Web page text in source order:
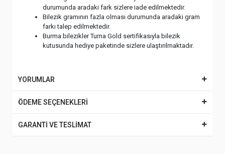
durumunda aradaki fark sizlere iade edilmektedir.
Bilezik gramının fazla olması durumunda aradaki gram
farkı talep edilmektedir.
Burma bilezikler Turna Gold sertifikasıyla bilezik
kutusunda hediye paketinde sizlere ulaştırılmaktadır.
YORUMLAR
ÖDEME SEÇENEKLERİ
GARANTİ VE TESLİMAT